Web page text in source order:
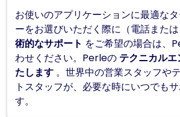
お使いのアプリケーションに最適な
ーをお選びいただく際に（電話または
術的なサポート をご希望の場合は、
わせください。Perleの テクニカル
たします 。世界中の営業スタッフや
トスタッフが、必要な時にいつでも
す。